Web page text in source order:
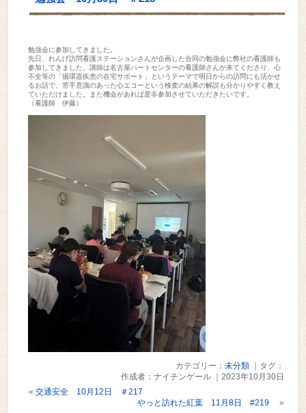
勉強会に参加してきました。
先日、れんげ訪問看護ステーションさんが企画した合同の勉強会に弊社の看護師も
参加してきました。講師は名古屋ハートセンターの看護師さんが来てくださり、心
不全等の「循環器疾患の在宅サポート」というテーマで明日からの訪問にも活かせ
るお話で、苦手意識のあった心エコーという検査の結果の解説も分かりやすく教え
ていただけました。また機会があれば是非参加させていただきたいです。
（看護師　伊藤）
カテゴリー： 未分類｜タグ：
作成者：ナイチンゲール ｜2023年10月30日
«交通安全 10月12日 ＃217
やっと訪れた紅葉 11月8日 #219
»